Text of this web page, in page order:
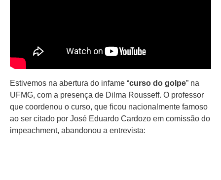
Estivemos na abertura do infame “curso do golpe” na
UFMG, com a presença de Dilma Rousseff. O professor
que coordenou o curso, que ficou nacionalmente famoso
ao ser citado por José Eduardo Cardozo em comissão do
impeachment, abandonou a entrevista: